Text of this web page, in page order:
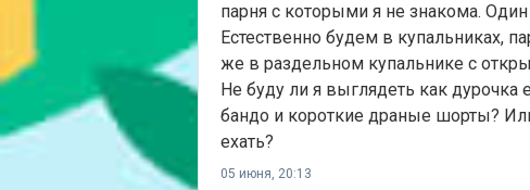
парня с которыми я не знакома.
Естественно будем в купальниках,
же в раздельном купальнике с
Не буду ли я выглядеть как дурочка
бандо и короткие драные шорты?
ехать?
05 июня, 20:13